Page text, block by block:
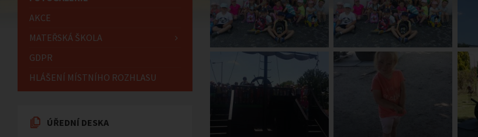
AKCE
MATEŘSKÁ ŠKOLA
GDPR
HLÁŠENÍ MÍSTNÍHO ROZHLASU
ÚŘEDNÍ DESKA